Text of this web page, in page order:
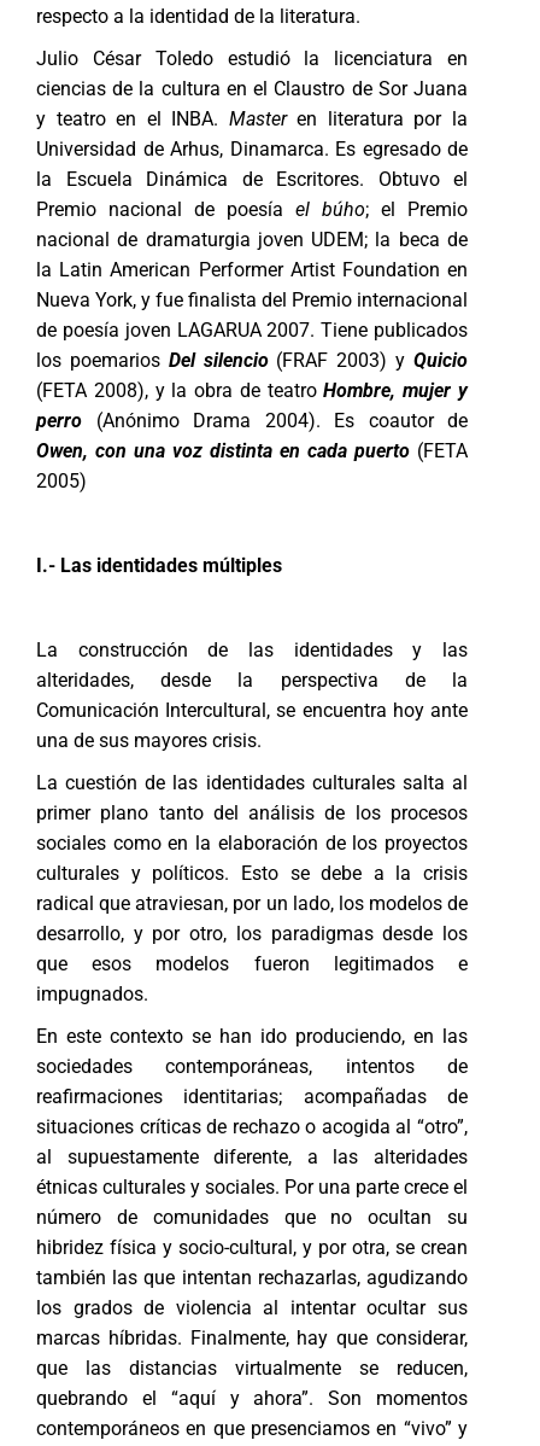
respecto a la identidad de la literatura.
Julio César Toledo estudió la licenciatura en
ciencias de la cultura en el Claustro de Sor Juana
y teatro en el INBA. Masteren literatura por la
Universidad de Arhus, Dinamarca. Es egresado de
la Escuela Dinámica de Escritores. Obtuvo el
Premio nacional de poesía el búho; el Premio
nacional de dramaturgia joven UDEM; la beca de
la Latin American Performer Artist Foundation en
Nueva York, y fue finalista del Premio internacional
de poesía joven LAGARUA 2007. Tiene publicados
los poemarios Del silencio (FRAF 2003) yQuicio
(FETA 2008), y la obra de teatroHombre, mujer y
perro
(Anónimo Drama 2004). Es coautor de
Owen, con una voz distinta en cada puerto (FETA
2005)
I.- Las identidades múltiples
La construcción de las identidades y las
alteridades, desde la perspectiva de la
Comunicación Intercultural, se encuentra hoy ante
una de sus mayores crisis.
La cuestión de las identidades culturales salta al
primer plano tanto del análisis de los procesos
sociales como en la elaboración de los proyectos
culturales y políticos. Esto se debe a la crisis
radical que atraviesan, por un lado, los modelos de
desarrollo, y por otro, los paradigmas desde los
que esos modelos fueron legitimados e
impugnados.
En este contexto se han ido produciendo, en las
sociedades contemporáneas, intentos de
reafirmaciones identitarias; acompañadas de
situaciones críticas de rechazo o acogida al “otro”,
al supuestamente diferente, a las alteridades
étnicas culturales y sociales. Por una parte crece el
número de comunidades que no ocultan su
hibridez física y socio-cultural, y por otra, se crean
también las que intentan rechazarlas, agudizando
los grados de violencia al intentar ocultar sus
marcas híbridas. Finalmente, hay que considerar,
que las distancias virtualmente se reducen,
quebrando el “aquí y ahora”. Son momentos
contemporáneos en que presenciamos en “vivo” y